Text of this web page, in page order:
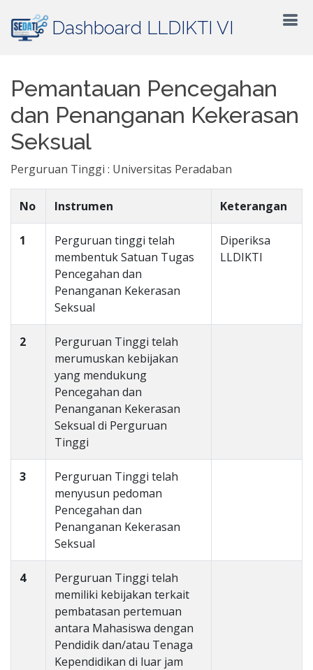
Dashboard LLDIKTI VI
Pemantauan Pencegahan
dan Penanganan Kekerasan
Seksual
Perguruan Tinggi : Universitas Peradaban
No Instrumen Keterangan
1
Perguruan tinggi telah
membentuk Satuan Tugas
Pencegahan dan
Penanganan Kekerasan
Seksual
Diperiksa
LLDIKTI
2
Perguruan Tinggi telah
merumuskan kebijakan
yang mendukung
Pencegahan dan
Penanganan Kekerasan
Seksual di Perguruan
Tinggi
3
Perguruan Tinggi telah
menyusun pedoman
Pencegahan dan
Penanganan Kekerasan
Seksual
4
Perguruan Tinggi telah
memiliki kebijakan terkait
pembatasan pertemuan
antara Mahasiswa dengan
Pendidik dan/atau Tenaga
Kependidikan di luar jam